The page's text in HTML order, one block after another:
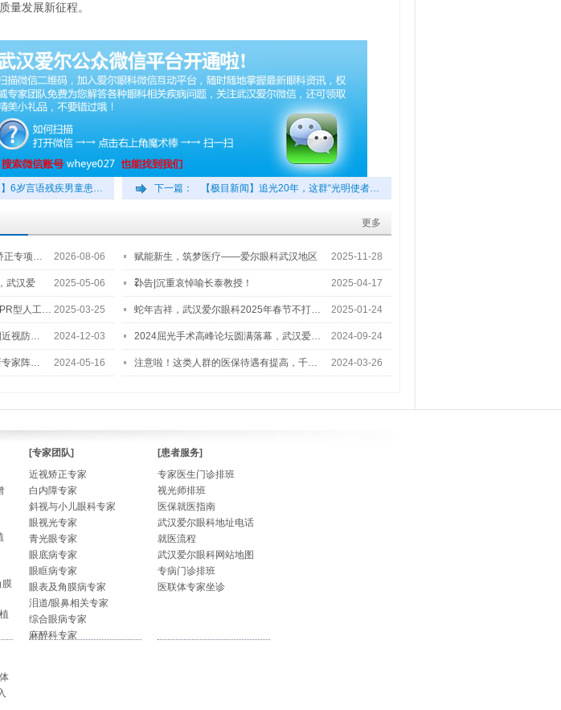
量发展新征程。
】6岁言语残疾男童患… 下一篇： 【极目新闻】追光20年，这群“光明使者…
更多
正专项… 2026-08-06 赋能新生，筑梦医疗——爱尔眼科武汉地区
2…
2025-11-28
武汉爱 2025-05-06 讣告|沉重哀悼喻长泰教授！ 2025-04-17
型人工… 2025-03-25 蛇年吉祥，武汉爱尔眼科2025年春节不打… 2025-01-24
近视防… 2024-12-03 2024屈光手术高峰论坛圆满落幕，武汉爱… 2024-09-24
专家阵… 2024-05-16 注意啦！这类人群的医保待遇有提高，千… 2024-03-26
膜
[专家团队]
近视矫正专家
白内障专家
斜视与小儿眼科专家
眼视光专家
青光眼专家
眼底病专家
眼眶病专家
眼表及角膜病专家
泪道/眼鼻相关专家
综合眼病专家
麻醉科专家
[患者服务]
专家医生门诊排班
视光师排班
医保就医指南
武汉爱尔眼科地址电话
就医流程
武汉爱尔眼科网站地图
专病门诊排班
医联体专家坐诊